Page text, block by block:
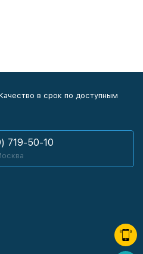
в срок по доступным
719-50-10